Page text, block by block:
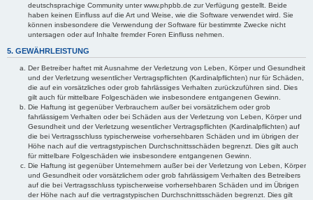
deutschsprachige Community unter www.phpbb.de zur Verfügung gestellt. Beide
haben keinen Einfluss auf die Art und Weise, wie die Software verwendet wird. Sie
können insbesondere die Verwendung der Software für bestimmte Zwecke nicht
untersagen oder auf Inhalte fremder Foren Einfluss nehmen.
5. GEWÄHRLEISTUNG
Der Betreiber haftet mit Ausnahme der Verletzung von Leben, Körper und Gesundheit
und der Verletzung wesentlicher Vertragspflichten (Kardinalpflichten) nur für Schäden,
die auf ein vorsätzliches oder grob fahrlässiges Verhalten zurückzuführen sind. Dies
gilt auch für mittelbare Folgeschäden wie insbesondere entgangenen Gewinn.
Die Haftung ist gegenüber Verbrauchern außer bei vorsätzlichem oder grob
fahrlässigem Verhalten oder bei Schäden aus der Verletzung von Leben, Körper und
Gesundheit und der Verletzung wesentlicher Vertragspflichten (Kardinalpflichten) auf
die bei Vertragsschluss typischerweise vorhersehbaren Schäden und im übrigen der
Höhe nach auf die vertragstypischen Durchschnittsschäden begrenzt. Dies gilt auch
für mittelbare Folgeschäden wie insbesondere entgangenen Gewinn.
Die Haftung ist gegenüber Unternehmern außer bei der Verletzung von Leben, Körper
und Gesundheit oder vorsätzlichem oder grob fahrlässigem Verhalten des Betreibers
auf die bei Vertragsschluss typischerweise vorhersehbaren Schäden und im Übrigen
der Höhe nach auf die vertragstypischen Durchschnittsschäden begrenzt. Dies gilt